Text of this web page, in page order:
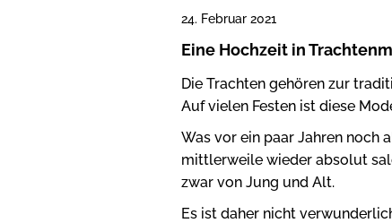
24. Februar 2021
Eine Hochzeit in
Die Trachten gehören zur
Auf vielen Festen ist diese
Was vor ein paar Jahren noch
mittlerweile wieder absolut
zwar von Jung und Alt.
Es ist daher nicht